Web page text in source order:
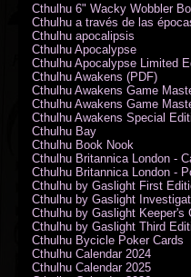
Cthulhu 6" Wacky Wobbler
Cthulhu a través de las
Cthulhu apocalipsis
Cthulhu Apocalypse
Cthulhu Apocalypse Limited
Cthulhu Awakens (PDF)
Cthulhu Awakens Game
Cthulhu Awakens Game
Cthulhu Awakens Special
Cthulhu Bay
Cthulhu Book Nook
Cthulhu Britannica London -
Cthulhu Britannica London -
Cthulhu by Gaslight First
Cthulhu by Gaslight
Cthulhu by Gaslight Keeper's
Cthulhu by Gaslight Third
Cthulhu Bycicle Poker Cards
Cthulhu Calendar 2024
Cthulhu Calendar 2025